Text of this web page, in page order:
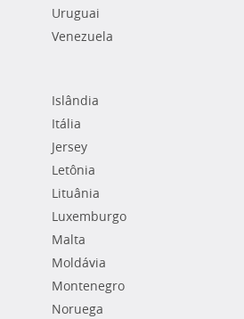
Uruguai
Venezuela
Islândia
Itália
Jersey
Letônia
Lituânia
Luxemburgo
Malta
Moldávia
Montenegro
Noruega